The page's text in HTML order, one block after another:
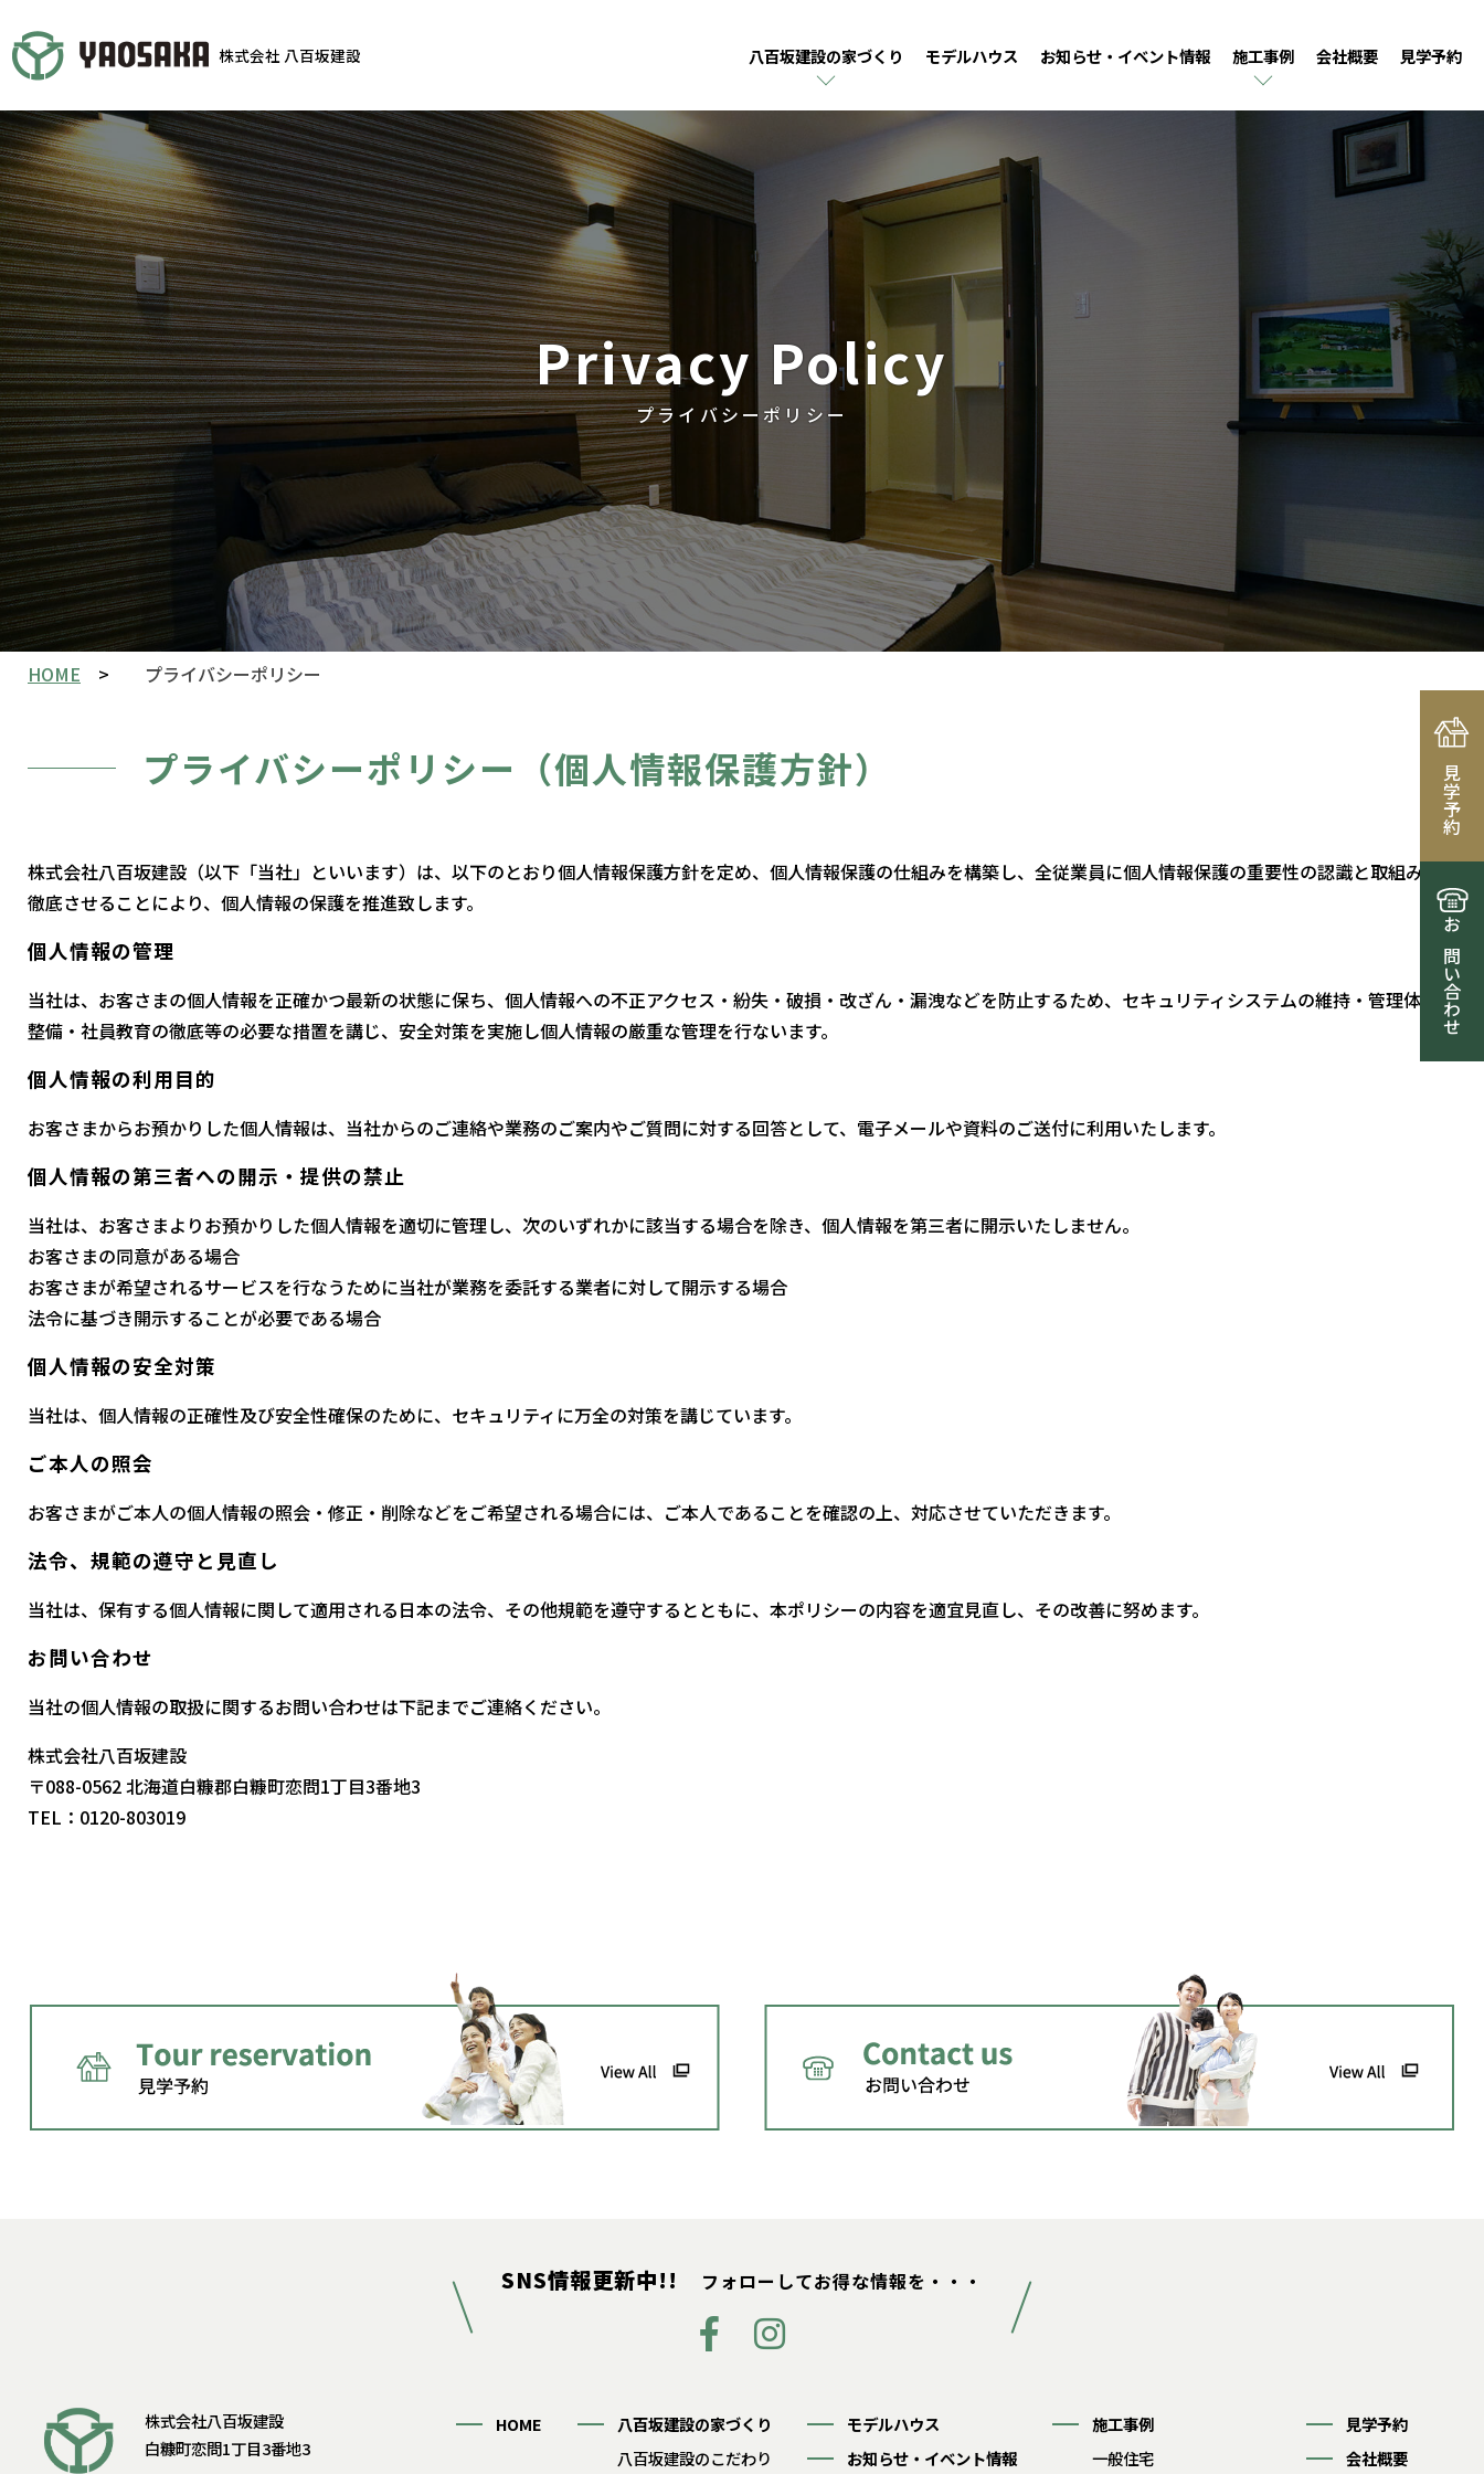
株式会社 八百坂建設 八百坂建設の家づくり モデルハウス お知らせ・イベント情報 施工事例 会社概要 見学予約
Privacy Policy
プライバシーポリシー
HOME プライバシーポリシー
プライバシーポリシー（個人情報保護方針）
株式会社八百坂建設（以下「当社」といいます）は、以下のとおり個人情報保護方針を定め、個人情報保護の仕組みを構築し、全従業員に個人情報保護の重要性の認識と取組みを
徹底させることにより、個人情報の保護を推進致します。
個人情報の管理
当社は、お客さまの個人情報を正確かつ最新の状態に保ち、個人情報への不正アクセス・紛失・破損・改ざん・漏洩などを防止するため、セキュリティシステムの維持・管理体制の
整備・社員教育の徹底等の必要な措置を講じ、安全対策を実施し個人情報の厳重な管理を行ないます。
個人情報の利用目的
お客さまからお預かりした個人情報は、当社からのご連絡や業務のご案内やご質問に対する回答として、電子メールや資料のご送付に利用いたします。
個人情報の第三者への開示・提供の禁止
当社は、お客さまよりお預かりした個人情報を適切に管理し、次のいずれかに該当する場合を除き、個人情報を第三者に開示いたしません。
お客さまの同意がある場合
お客さまが希望されるサービスを行なうために当社が業務を委託する業者に対して開示する場合
法令に基づき開示することが必要である場合
個人情報の安全対策
当社は、個人情報の正確性及び安全性確保のために、セキュリティに万全の対策を講じています。
ご本人の照会
お客さまがご本人の個人情報の照会・修正・削除などをご希望される場合には、ご本人であることを確認の上、対応させていただきます。
法令、規範の遵守と見直し
当社は、保有する個人情報に関して適用される日本の法令、その他規範を遵守するとともに、本ポリシーの内容を適宜見直し、その改善に努めます。
お問い合わせ
当社の個人情報の取扱に関するお問い合わせは下記までご連絡ください。
株式会社八百坂建設
〒088-0562 北海道白糠郡白糠町恋問1丁目3番地3
TEL：0120-803019
SNS情報更新中!! フォローしてお得な情報を・・・
株式会社八百坂建設
白糠町恋問1丁目3番地3
HOME
八百坂建設の家づくり
八百坂建設のこだわり
モデルハウス
お知らせ・イベント情報
施工事例
一般住宅
見学予約
会社概要
見学予約
お問い合わせ